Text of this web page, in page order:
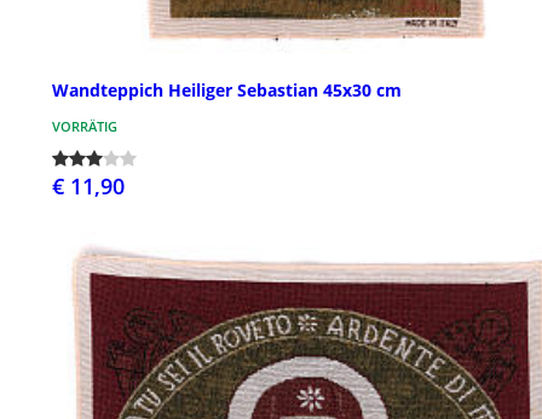
Wandteppich Heiliger Sebastian 45x30 cm
VORRÄTIG
€ 11,90